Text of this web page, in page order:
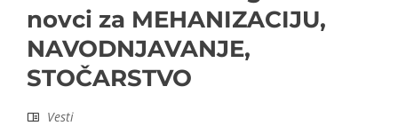
novci za MEHANIZACIJU,
NAVODNJAVANJE,
STOČARSTVO
Vesti